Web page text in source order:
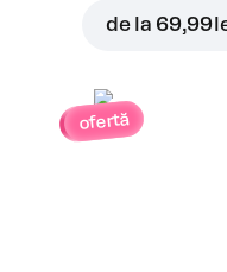
de la 69,99
ofertă